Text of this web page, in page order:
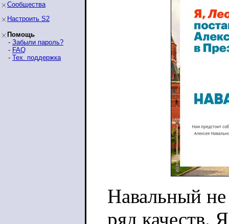
Сообщества
Настроить S2
Помощь
- Забыли пароль?
- FAQ
- Тех. поддержка
Навальный
ряд качеств.